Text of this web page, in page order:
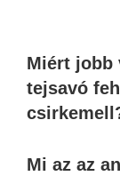
Miért jobb
tejsavó
Mi az az